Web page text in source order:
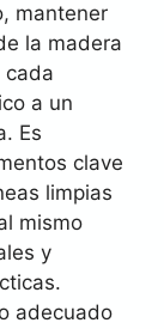
mantener
la madera
cada
a un
Es
clave
limpias
mismo
y
adecuado